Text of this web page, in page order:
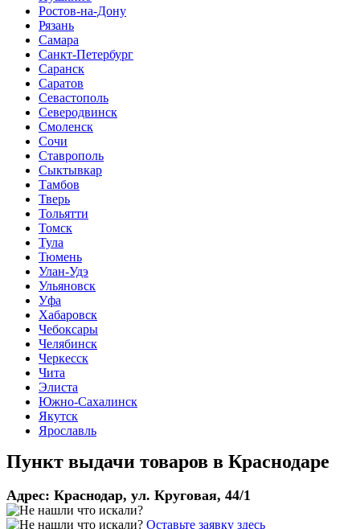
Ростов-на-Дону
Рязань
Самара
Санкт-Петербург
Саранск
Саратов
Севастополь
Северодвинск
Смоленск
Сочи
Ставрополь
Сыктывкар
Тамбов
Тверь
Тольятти
Томск
Тула
Тюмень
Улан-Удэ
Ульяновск
Уфа
Хабаровск
Чебоксары
Челябинск
Черкесск
Чита
Элиста
Южно-Сахалинск
Якутск
Ярославль
Пункт выдачи товаров в Краснодаре
Адрес: Краснодар, ул. Круговая, 44/1
Оставьте заявку здесь